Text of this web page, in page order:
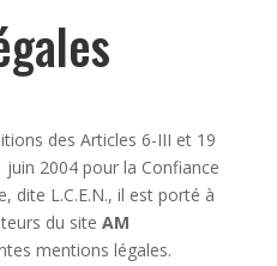
des Articles 6-III et 19
juin 2004 pour la Confiance
dite L.C.E.N., il est porté à
du site AM
mentions légales.